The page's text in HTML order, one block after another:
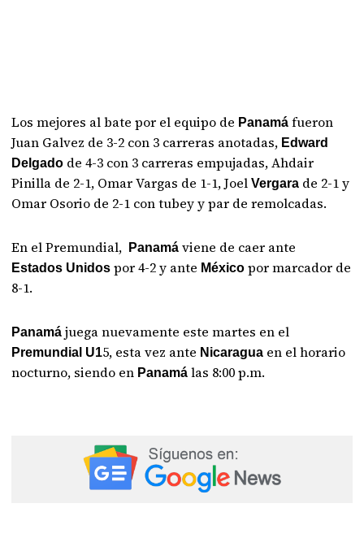
Los mejores al bate por el equipo de Panamá fueron
Juan Galvez de 3-2 con 3 carreras anotadas, Edward
Delgado de 4-3 con 3 carreras empujadas, Ahdair
Pinilla de 2-1, Omar Vargas de 1-1, JoelVergara de 2-1 y
Omar Osorio de 2-1 con tubey y par de remolcadas.
En el Premundial, Panamáviene de caer ante
Estados Unidospor 4-2 y ante Méxicopor marcador de
8-1.
Panamájuega nuevamente este martes en el
Premundial U15, esta vez ante Nicaragua en el horario
nocturno, siendo en Panamá las 8:00 p.m.